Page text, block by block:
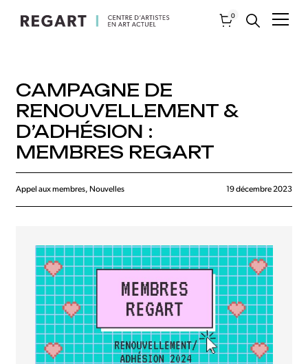
0
CAMPAGNE DE
RENOUVELLEMENT &
D’ADHÉSION :
MEMBRES REGART
Appel aux membres, Nouvelles 19 décembre 2023